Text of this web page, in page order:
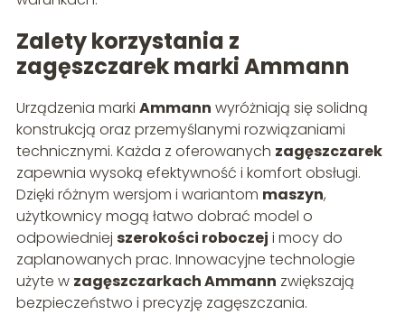
Zalety korzystania z
zagęszczarek marki Ammann
Urządzenia marki Ammann wyróżniają się solidną
konstrukcją oraz przemyślanymi rozwiązaniami
technicznymi. Każda z oferowanych zagęszczarek
zapewnia wysoką efektywność i komfort obsługi.
Dzięki różnym wersjom i wariantom maszyn,
użytkownicy mogą łatwo dobrać model o
odpowiedniej szerokości roboczej i mocy do
zaplanowanych prac. Innowacyjne technologie
użyte w zagęszczarkach Ammann zwiększają
bezpieczeństwo i precyzję zagęszczania.